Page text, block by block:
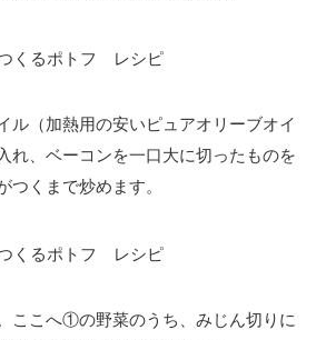
（加熱用の安いピュアオリーブオイ
れ、ベーコンを一口大に切ったものを
つくまで炒めます。
ここへ①の野菜のうち、みじん切りに